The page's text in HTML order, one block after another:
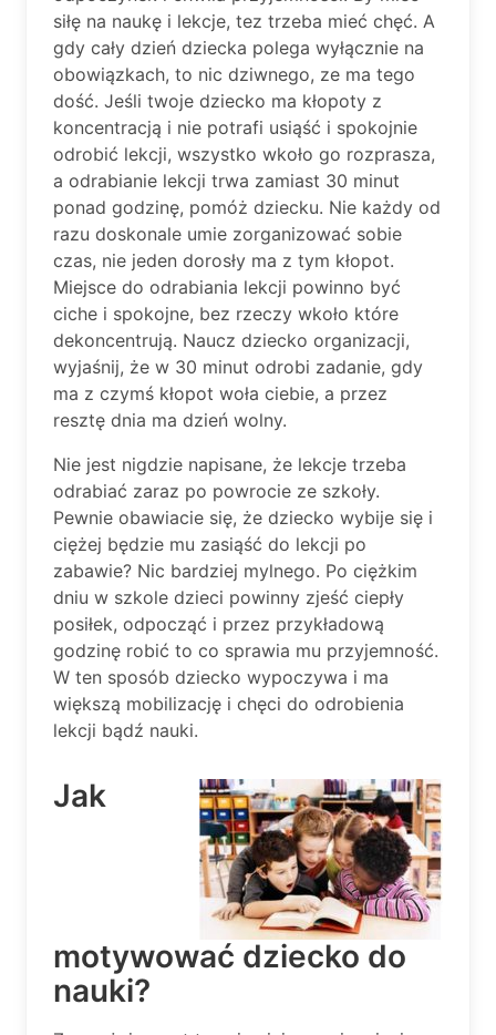
siłę na naukę i lekcje, tez trzeba mieć chęć. A
gdy cały dzień dziecka polega wyłącznie na
obowiązkach, to nic dziwnego, ze ma tego
dość. Jeśli twoje dziecko ma kłopoty z
koncentracją i nie potrafi usiąść i spokojnie
odrobić lekcji, wszystko wkoło go rozprasza,
a odrabianie lekcji trwa zamiast 30 minut
ponad godzinę, pomóż dziecku. Nie każdy od
razu doskonale umie zorganizować sobie
czas, nie jeden dorosły ma z tym kłopot.
Miejsce do odrabiania lekcji powinno być
ciche i spokojne, bez rzeczy wkoło które
dekoncentrują. Naucz dziecko organizacji,
wyjaśnij, że w 30 minut odrobi zadanie, gdy
ma z czymś kłopot woła ciebie, a przez
resztę dnia ma dzień wolny.
Nie jest nigdzie napisane, że lekcje trzeba
odrabiać zaraz po powrocie ze szkoły.
Pewnie obawiacie się, że dziecko wybije się i
ciężej będzie mu zasiąść do lekcji po
zabawie? Nic bardziej mylnego. Po ciężkim
dniu w szkole dzieci powinny zjeść ciepły
posiłek, odpocząć i przez przykładową
godzinę robić to co sprawia mu przyjemność.
W ten sposób dziecko wypoczywa i ma
większą mobilizację i chęci do odrobienia
lekcji bądź nauki.
Jak
motywować dziecko do
nauki?